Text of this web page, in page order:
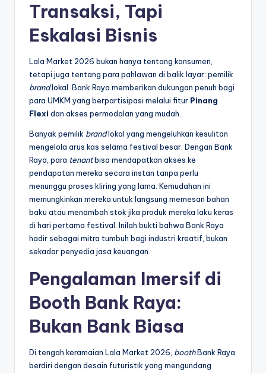
Transaksi, Tapi
Eskalasi Bisnis
Lala Market 2026 bukan hanya tentang konsumen,
tetapi juga tentang para pahlawan di balik layar: pemilik
brandlokal. Bank Raya memberikan dukungan penuh bagi
para UMKM yang berpartisipasi melalui fitur Pinang
Flexi dan akses permodalan yang mudah.
Banyak pemilik brandlokal yang mengeluhkan kesulitan
mengelola arus kas selama festival besar. Dengan Bank
Raya, para tenantbisa mendapatkan akses ke
pendapatan mereka secara instan tanpa perlu
menunggu proses kliring yang lama. Kemudahan ini
memungkinkan mereka untuk langsung memesan bahan
baku atau menambah stok jika produk mereka laku keras
di hari pertama festival. Inilah bukti bahwa Bank Raya
hadir sebagai mitra tumbuh bagi industri kreatif, bukan
sekadar penyedia jasa keuangan.
Pengalaman Imersif di
Booth Bank Raya:
Bukan Bank Biasa
Di tengah keramaian Lala Market 2026, boothBank Raya
berdiri dengan desain futuristik yang mengundang